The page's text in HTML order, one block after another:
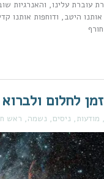
עוברת עלינו, והאנרגיות
היטב, ודוחפות אותנו
לחלום
, מודעות, ניסים, נשמה, ראש